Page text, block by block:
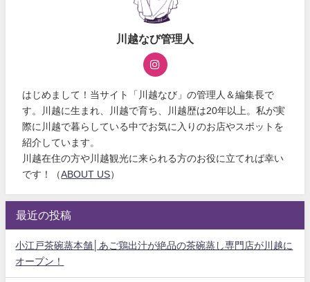
川越なび管理人
はじめまして！当サイト「川越なび」の管理人＆編集長で
す。川越に生まれ、川越で育ち、川越歴は20年以上。私が実
際に川越で暮らしている中でお気に入りのお店やスポットを
紹介しています。
川越在住の方や川越観光に来られる方のお役に立てれば幸い
です！（ABOUT US）
最近の投稿
小江戸茶碗蒸本舗│あご鶏出汁が絶品の茶碗蒸し専門店が川越に
オープン！